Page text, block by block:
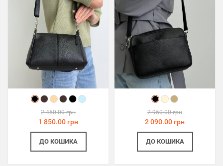
2 450.00 грн
1 850.00 грн
ДО КОШИКА
2 950.00 грн
2 090.00 грн
ДО КОШИКА